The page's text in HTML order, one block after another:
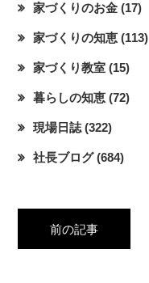
家づくりのお金 (17)
家づくりの知恵 (113)
家づくり教室 (15)
暮らしの知恵 (72)
現場日誌 (322)
社長ブログ(684)
前の記事